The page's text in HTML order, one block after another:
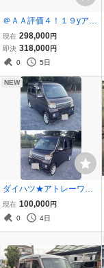
＠ＡＡ評価４！１９yアト
レーワゴン！カスタムタ
ーボ 『ＲＳ！』タイベ
ル交換！ＥＴＣ！ナビＴ
Ｖほぼ新山タイヤ！実検
査令和１０年９月！
現在 298,000円
即決 318,000円
0
5日
NEW
ダイハツ★アトレーワゴ
ン★カスタムターボ RSリ
ミテット★平成20★★電
動スライドドア★★★A/T
現在 100,000円
0
4日